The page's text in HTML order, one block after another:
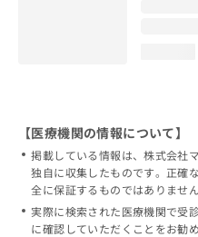
【医療機関の情報について】
掲載している情報は、株式会社
独自に収集したものです。正確
全に保証するものではありません
実際に検索された医療機関で受
に確認していただくことをお勧め